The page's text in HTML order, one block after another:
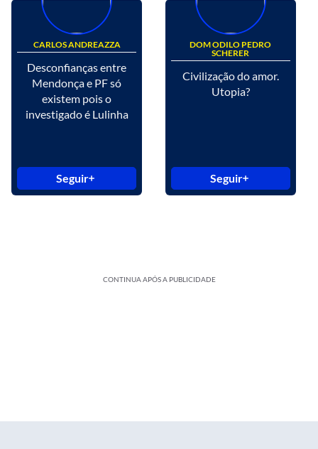
CARLOS ANDREAZZA
Desconfianças entre
Mendonça e PF só
existem pois o
investigado é Lulinha
Seguir
DOM ODILO PEDRO
SCHERER
Civilização do amor.
Utopia?
Seguir
CONTINUA APÓS A PUBLICIDADE